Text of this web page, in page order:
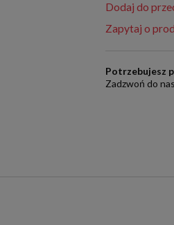
Dodaj do
Zapytaj o
Potrzebujesz
Zadzwoń do